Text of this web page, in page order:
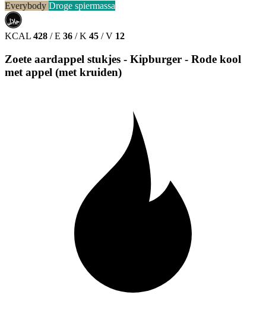
Everybody Droge spiermassa
حلال
HALAL
KCAL 428 / E 36 / K 45 / V 12
Zoete aardappel stukjes - Kipburger - Rode kool
met appel (met kruiden)